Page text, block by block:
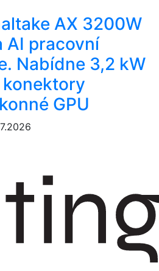
AX 3200W
AI pracovní
Nabídne 3,2 kW
GPU